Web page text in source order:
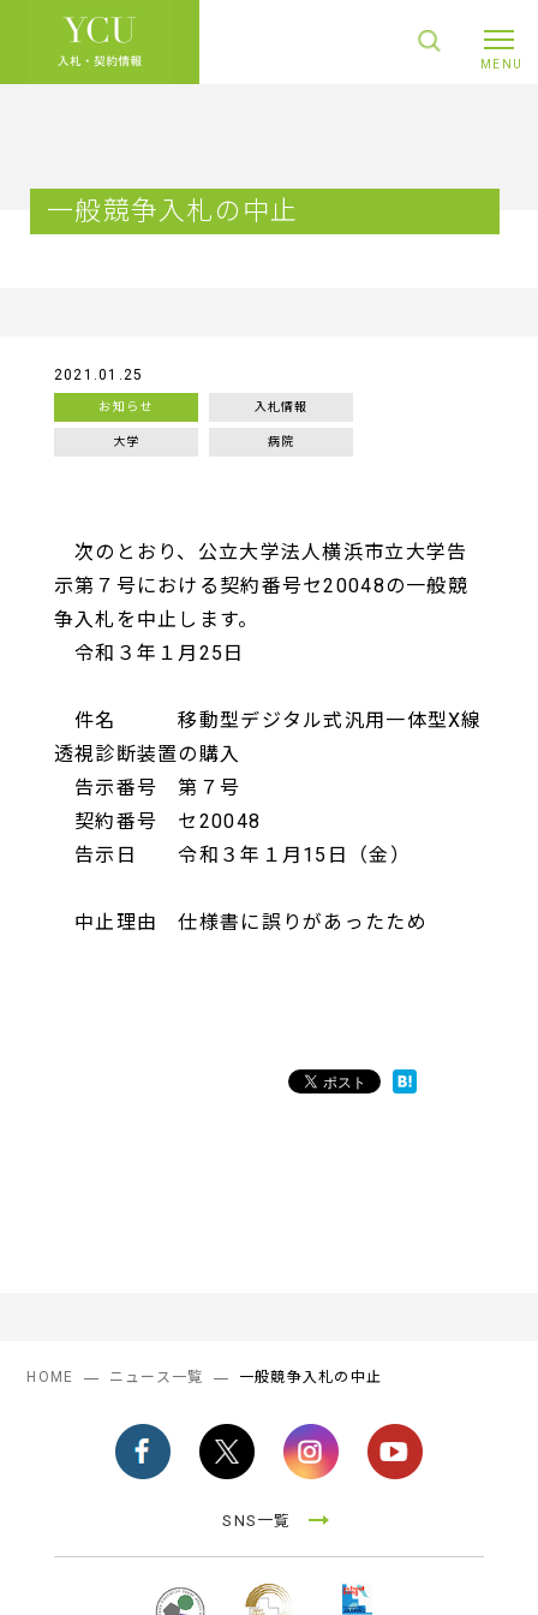
一般競争入札の中止
2021.01.25
お知らせ 入札情報
大学 病院
次のとおり、公立大学法人横浜市立大学告
示第７号における契約番号セ20048の一般競
争入札を中止します。
令和３年１月25日
件名 移動型デジタル式汎用一体型X線
透視診断装置の購入
告示番号 第７号
契約番号 セ20048
告示日 令和３年１月15日（金）
中止理由 仕様書に誤りがあったため
HOME ニュース一覧 一般競争入札の中止
SNS一覧